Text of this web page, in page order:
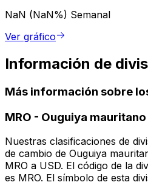
NaN (NaN%) Semanal
Ver gráfico
Información de
Más información sobre
MRO - Ouguiya mauritano
Nuestras clasificaciones de
de cambio de Ouguiya
MRO a USD. El código de la
es MRO. El símbolo de esta